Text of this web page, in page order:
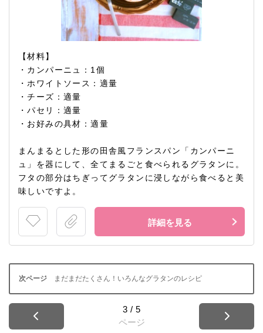
【材料】
・カンパーニュ：1個
・ホワイトソース：適量
・チーズ：適量
・パセリ：適量
・お好みの具材：適量
まんまるとした形の田舎風フランスパン「カンパーニ
ュ」を器にして、全てまるごと食べられるグラタンに。
フタの部分はちぎってグラタンに浸しながら食べると美
味しいですよ。
詳細を見る
まだまだたくさん！いろんなグラタンのレシピ
3 / 5
ページ